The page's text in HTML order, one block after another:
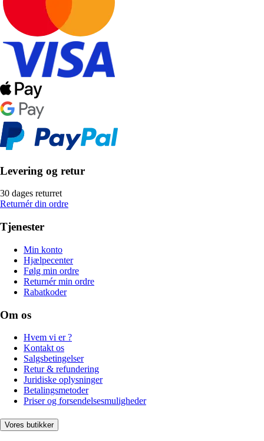
Levering og retur
30 dages returret
Returnér din ordre
Tjenester
Min konto
Hjælpecenter
Følg min ordre
Returnér min ordre
Rabatkoder
Om os
Hvem vi er ?
Kontakt os
Salgsbetingelser
Retur & refundering
Juridiske oplysninger
Betalingsmetoder
Priser og forsendelsesmuligheder
Vores butikker